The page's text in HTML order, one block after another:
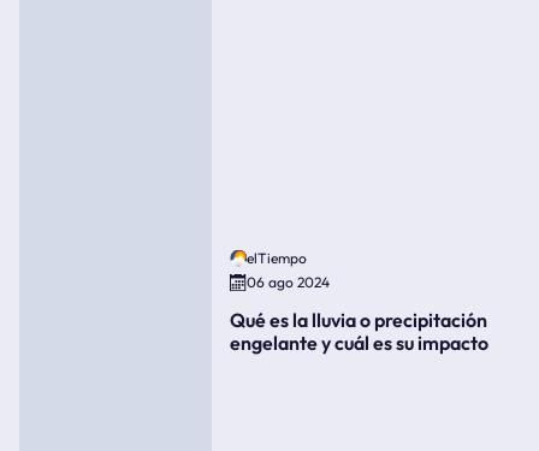
elTiempo
06 ago 2024
Qué es la lluvia o precipitación
engelante y cuál es su impacto